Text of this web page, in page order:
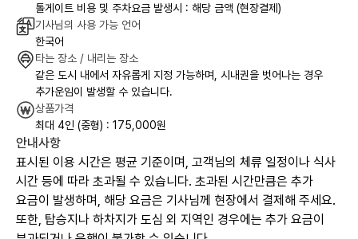
톨게이트 비용 및 주차요금 발생시 : 해당 금액 (현장결제)
기사님의 사용 가능 언어
한국어
타는 장소 / 내리는 장소
같은 도시 내에서 자유롭게 지정 가능하며, 시내권을 벗어나는 경우
추가운임이 발생할 수 있습니다.
상품가격
최대 4인 (중형) : 175,000원
안내사항
표시된 이용 시간은 평균 기준이며, 고객님의 체류 일정이나 식사
시간 등에 따라 초과될 수 있습니다. 초과된 시간만큼은 추가
요금이 발생하며, 해당 요금은 기사님께 현장에서 결제해 주세요.
또한, 탑승지나 하차지가 도심 외 지역인 경우에는 추가 요금이